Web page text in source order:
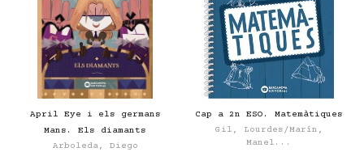
April Eye i els germans
Mans. Els diamants
Arboleda, Diego
Cap a 2n ESO. Matemàtiques
Gil, Lourdes/Marín,
Manel...